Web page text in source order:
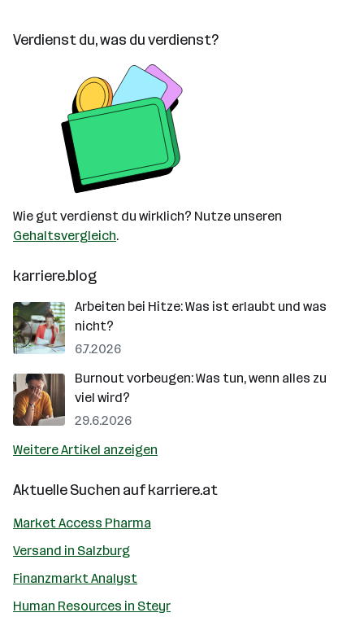
Verdienst du, was du verdienst?
Wie gut verdienst du wirklich? Nutze unseren
Gehaltsvergleich.
karriere.blog
Arbeiten bei Hitze: Was ist erlaubt und was
nicht?
6.7.2026
Burnout vorbeugen: Was tun, wenn alles zu
viel wird?
29.6.2026
Weitere Artikel anzeigen
Aktuelle Suchen aufkarriere.at
Market Access Pharma
Versand in Salzburg
Finanzmarkt Analyst
Human Resources in Steyr